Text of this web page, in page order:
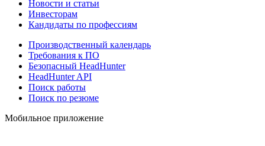
Новости и статьи
Инвесторам
Кандидаты по профессиям
Производственный календарь
Требования к ПО
Безопасный HeadHunter
HeadHunter API
Поиск работы
Поиск по резюме
Мобильное приложение